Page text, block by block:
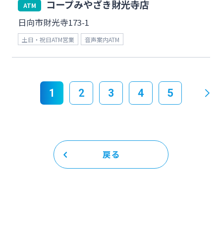
ATM コープみやざき財光寺店
日向市財光寺173-1
土日・祝日ATM営業 音声案内ATM
1 2 3 4 5
戻る